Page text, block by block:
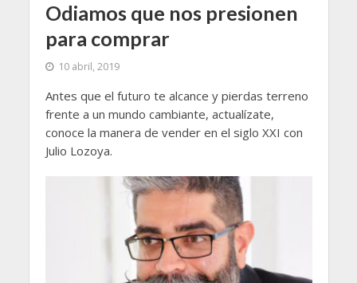
Odiamos que nos presionen
para comprar
10 abril, 2019
Antes que el futuro te alcance y pierdas terreno
frente a un mundo cambiante, actualízate,
conoce la manera de vender en el siglo XXI con
Julio Lozoya.